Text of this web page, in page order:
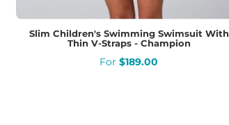
Slim Children's Swimming Swimsuit With
Thin V-Straps - Champion
$189.00